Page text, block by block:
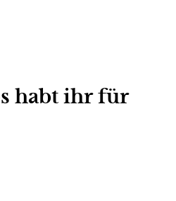
habt ihr für